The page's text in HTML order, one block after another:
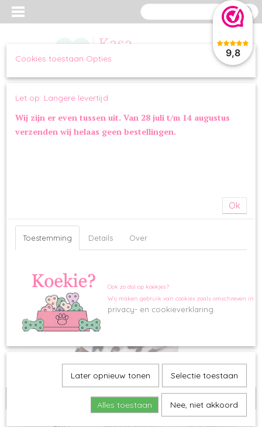
9,8
Inloggen
Home>KLEDING>BAD & BED>Jumpsuit Leopard
Tijdelijk uitverkocht
Cookies toestaan Opties
Let op: Langere levertijd
Wij zijn er even tussen uit. Van 28 juli t/m 14 augustus
verzenden wij helaas geen bestellingen.
Ok
Toestemming Details Over
Ook zo dol op koekjes?
Wij maken gebruik van cookies zoals omschreven in
privacy- en cookieverklaring.
Later opnieuw tonen Selectie toestaan
Alles toestaan Nee, niet akkoord